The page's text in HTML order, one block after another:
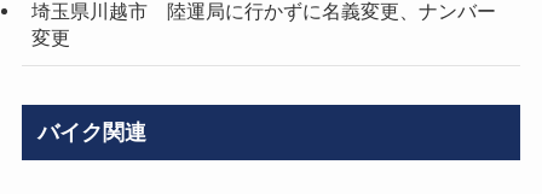
埼玉県川越市 陸運局に行かずに名義変更、ナンバー
変更
バイク関連